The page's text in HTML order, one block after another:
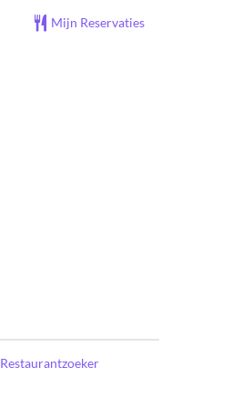
Mijn Reservaties
Restaurantzoeker